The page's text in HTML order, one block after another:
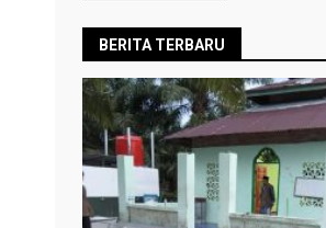
BERITA TERBARU